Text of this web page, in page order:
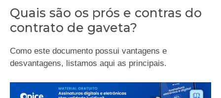
Quais são os prós e contras do
contrato de gaveta?
Como este documento possui vantagens e
desvantagens, listamos aqui as principais.